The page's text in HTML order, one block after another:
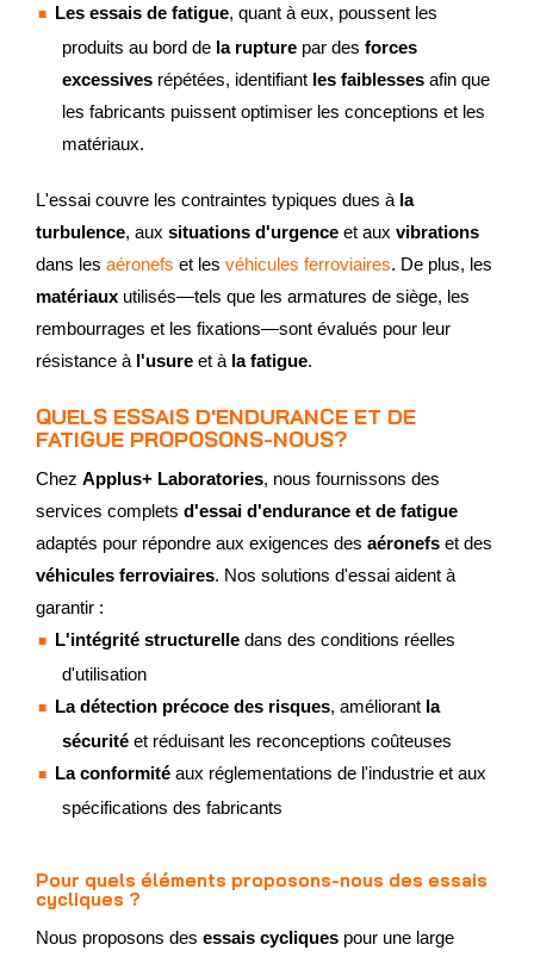
Les essais de fatigue, quant à eux, poussent les
produits au bord de la rupture par des forces
excessives répétées, identifiant les faiblesses afin que
les fabricants puissent optimiser les conceptions et les
matériaux.
L'essai couvre les contraintes typiques dues à la
turbulence, aux situations d'urgence et aux vibrations
dans les aéronefs et les véhicules ferroviaires. De plus, les
matériaux utilisés—tels que les armatures de siège, les
rembourrages et les fixations—sont évalués pour leur
résistance à l'usure et à la fatigue.
QUELS ESSAIS D'ENDURANCE ET DE
FATIGUE PROPOSONS-NOUS?
Chez Applus+ Laboratories, nous fournissons des
services complets d'essai d'endurance et de fatigue
adaptés pour répondre aux exigences des aéronefs et des
véhicules ferroviaires. Nos solutions d'essai aident à
garantir :
L'intégrité structurelle dans des conditions réelles
d'utilisation
La détection précoce des risques, améliorant la
sécurité et réduisant les reconceptions coûteuses
La conformité aux réglementations de l'industrie et aux
spécifications des fabricants
Pour quels éléments proposons-nous des essais
cycliques ?
Nous proposons des essais cycliques pour une large